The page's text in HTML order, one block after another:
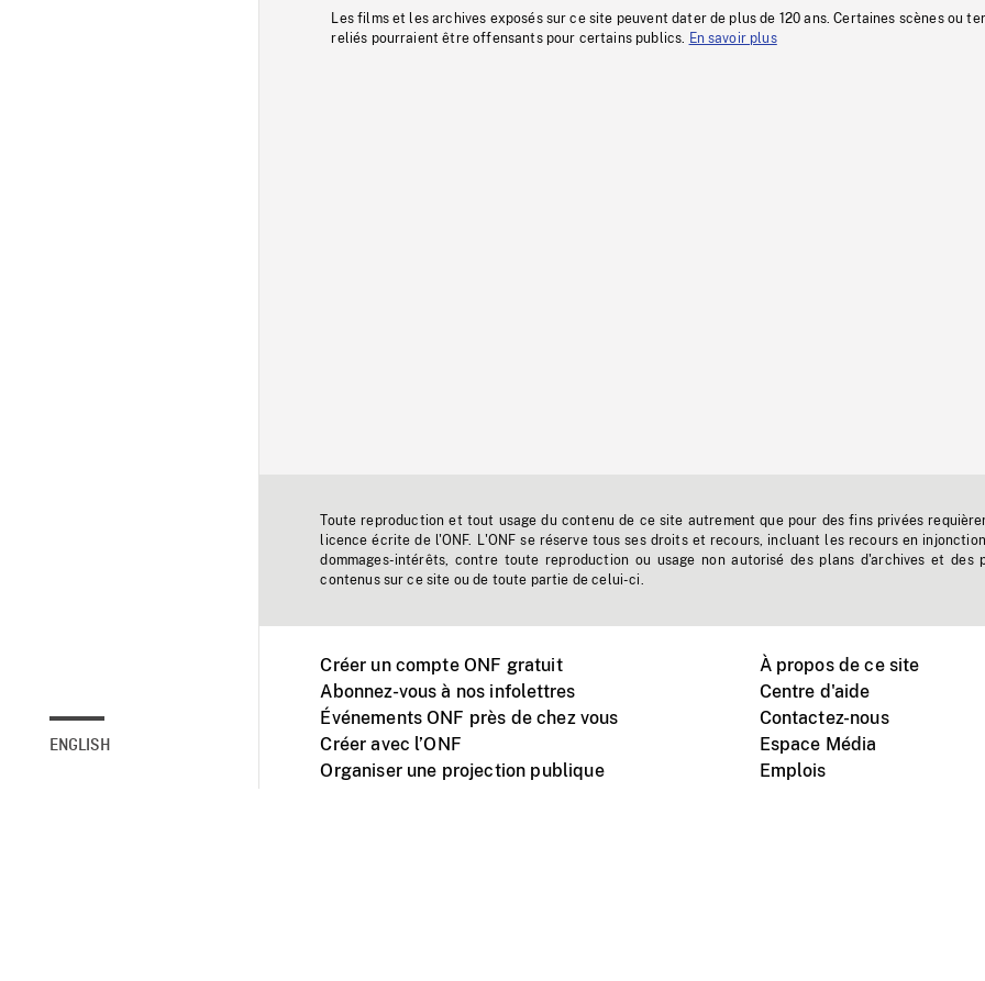
ENGLISH
Les films et les archives exposés sur ce site peuvent dater de plus de 120 ans. Certaines scènes ou
reliés pourraient être offensants pour certains publics.
En savoir plus
Toute reproduction et tout usage du contenu de ce site autrement que pour des fins privées
licence écrite de l'ONF. L'ONF se réserve tous ses droits et recours, incluant les recours en
dommages-intérêts, contre toute reproduction ou usage non autorisé des plans d'archives et des
contenus sur ce site ou de toute partie de celui-ci.
Créer un compte ONF gratuit
Abonnez-vous à nos infolettres
Événements ONF près de chez vous
Créer avec l’ONF
Organiser une projection publique
À propos de ce site
Centre d'aide
Contactez-nous
Espace Média
Emplois